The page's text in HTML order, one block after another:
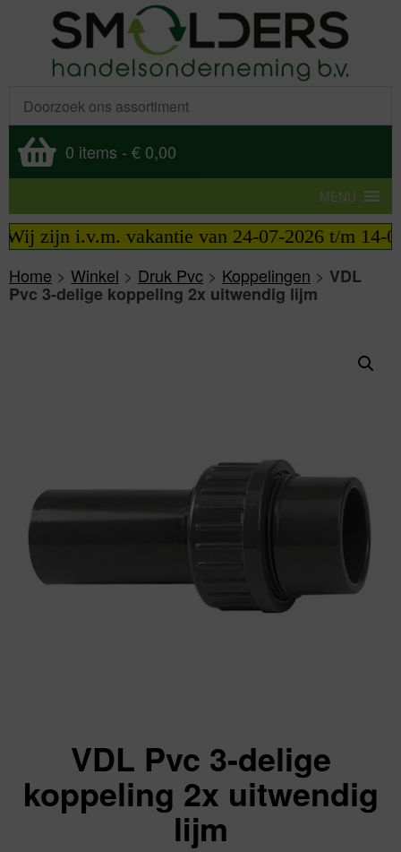
0 items - € 0,00
MENU
zijn i.v.m. vakantie van 24-07-2026 t/m 14-
Home > Winkel > Druk Pvc > Koppelingen > VDL
Pvc 3-delige koppeling 2x uitwendig lijm
VDL Pvc 3-delige
koppeling 2x uitwendig
lijm